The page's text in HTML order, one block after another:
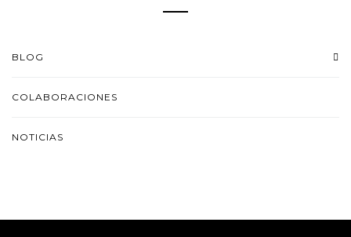
BLOG
COLABORACIONES
NOTICIAS